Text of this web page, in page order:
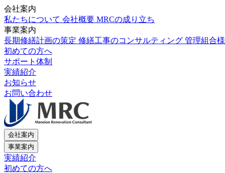
会社案内
私たちについて 会社概要 MRCの成り立ち
事業案内
長期修繕計画の策定 修繕工事のコンサルティング 管理組合
初めての方へ
サポート体制
実績紹介
お知らせ
お問い合わせ
会社案内
事業案内
実績紹介
初めての方へ